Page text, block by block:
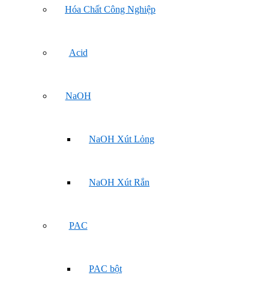
Hóa Chất Công Nghiệp
Acid
NaOH
NaOH Xút Lỏng
NaOH Xút Rắn
PAC
PAC bột